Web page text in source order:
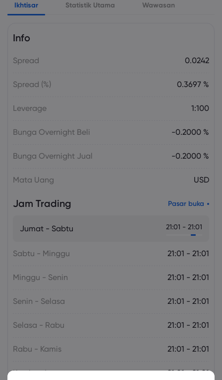
US Government Shutdown Threatens
October Inflation Data Release
US-EU Relations: Russia Sanctions Unite
Ikhtisar Statistik Utama Wawasan
Info
Spread 0.0242
Spread (%) 0.3697 %
Leverage 1:100
Bunga Overnight Beli -0.2000 %
Bunga Overnight Jual -0.2000 %
Mata Uang USD
Jam Trading Pasar buka
Jumat - Sabtu 21:01 - 21:01
Sabtu - Minggu 21:01 - 21:01
Minggu - Senin 21:01 - 21:01
Senin - Selasa 21:01 - 21:01
Selasa - Rabu 21:01 - 21:01
Rabu - Kamis 21:01 - 21:01
Kamis - Jumat 21:01 - 21:01